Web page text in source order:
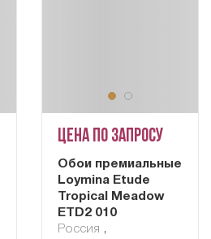
Цена по запросу
Обои премиальные
Loymina Etude
Tropical Meadow
ETD2 010
Россия ,